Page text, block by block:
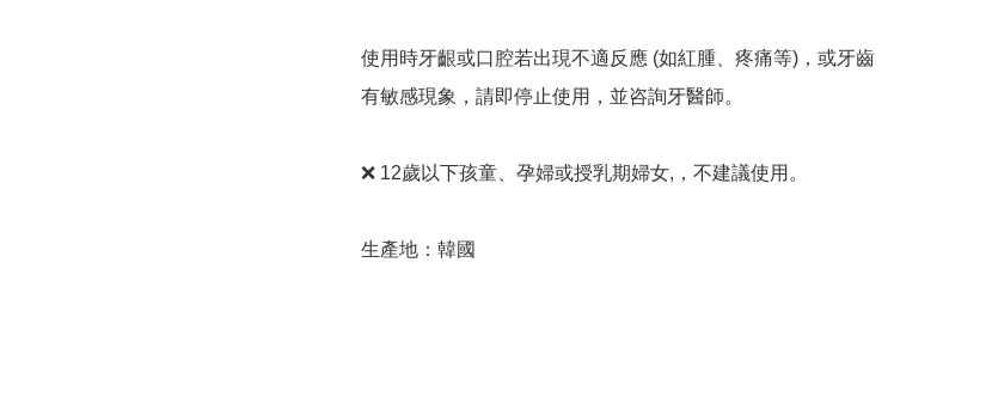
使用時牙齦或口腔若出現不適反應 (如紅腫、疼痛等)，或牙齒
有敏感現象，請即停止使用，並咨詢牙醫師。
❌️ 12歲以下孩童、孕婦或授乳期婦女,，不建議使用。
生產地：韓國